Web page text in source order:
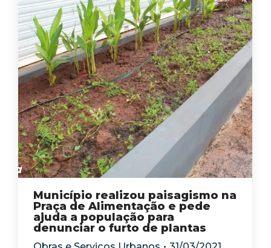
Município realizou paisagismo na
Praça de Alimentação e pede
ajuda a população para
denunciar o furto de plantas